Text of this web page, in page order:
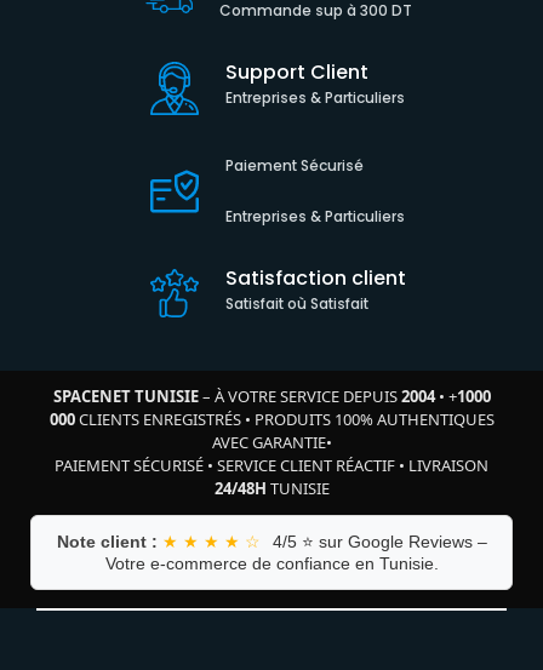
Commande sup à 300 DT
Support Client
Entreprises & Particuliers
Paiement Sécurisé
Entreprises & Particuliers
Satisfaction client
Satisfait où Satisfait
SPACENET TUNISIE– À VOTRE SERVICE DEPUIS2004• +1000
000CLIENTS ENREGISTRÉS• PRODUITS 100% AUTHENTIQUES
AVEC GARANTIE•
PAIEMENT SÉCURISÉ • SERVICE CLIENT RÉACTIF • LIVRAISON
24/48H TUNISIE
Note client : ★ ★ ★ ★ ☆
4/5 ⭐ sur Google Reviews –
Votre e-commerce de confiance en Tunisie.